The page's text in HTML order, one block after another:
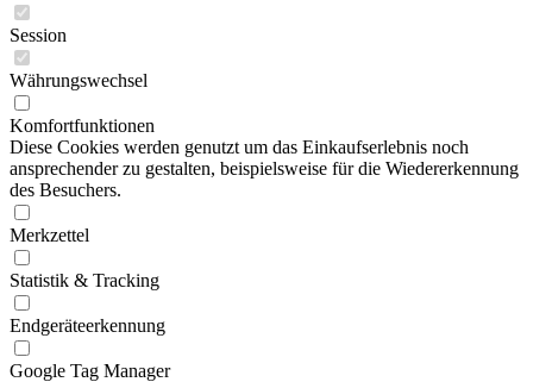
Session
Währungswechsel
Komfortfunktionen
Diese Cookies werden genutzt um das Einkaufserlebnis noch
ansprechender zu gestalten, beispielsweise für die Wiedererkennung
des Besuchers.
Merkzettel
Statistik & Tracking
Endgeräteerkennung
Google Tag Manager